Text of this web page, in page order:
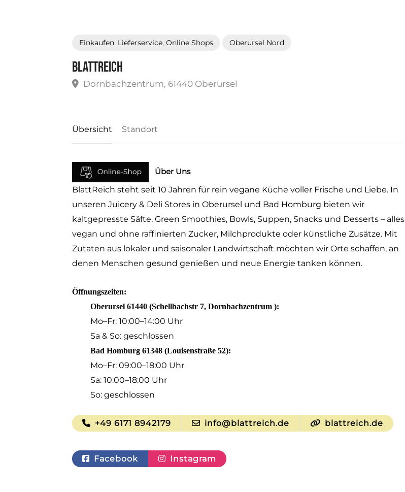
Einkaufen, Lieferservice, Online Shops Oberursel Nord
BlattReich
Dornbachzentrum, 61440 Oberursel
Übersicht Standort
Über Uns
BlattReich steht seit 10 Jahren für rein vegane Küche voller Frische und Liebe. In
unseren Juicery & Deli Stores in Oberursel und Bad Homburg bieten wir
kaltgepresste Säfte, Green Smoothies, Bowls, Suppen, Snacks und Desserts – alles
vegan und ohne raffinierten Zucker, Milchprodukte oder künstliche Zusätze. Mit
Zutaten aus lokaler und saisonaler Landwirtschaft möchten wir Orte schaffen, an
denen Menschen gesund genießen und neue Energie tanken können.
Öffnungszeiten:
Oberursel 61440 (Schellbachstr 7, Dornbachzentrum ):
Mo–Fr: 10:00–14:00 Uhr
Sa & So: geschlossen
Bad Homburg 61348 (Louisenstraße 52):
Mo–Fr: 09:00–18:00 Uhr
Sa: 10:00–18:00 Uhr
So: geschlossen
+49 6171 8942179 info@blattreich.de blattreich.de
Facebook Instagram